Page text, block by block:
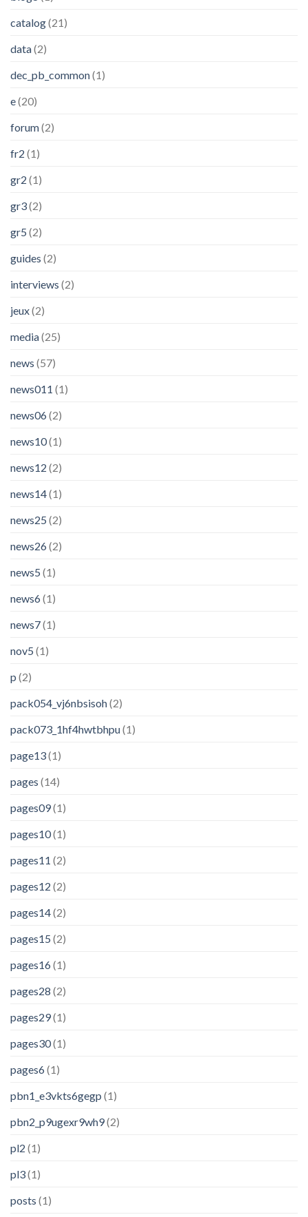
catalog(21)
data(2)
dec_pb_common(1)
e(20)
forum(2)
fr2 (1)
gr2 (1)
gr3(2)
gr5 (2)
guides (2)
interviews (2)
jeux(2)
media(25)
news (57)
news011 (1)
news06(2)
news10(1)
news12 (2)
news14(1)
news25 (2)
news26(2)
news5 (1)
news6(1)
news7(1)
nov5 (1)
p (2)
pack054_vj6nbsisoh(2)
pack073_1hf4hwtbhpu(1)
page13(1)
pages (14)
pages09(1)
pages10(1)
pages11 (2)
pages12 (2)
pages14(2)
pages15 (2)
pages16(1)
pages28 (2)
pages29(1)
pages30(1)
pages6(1)
pbn1_e3vkts6gegp (1)
pbn2_p9ugexr9wh9(2)
pl2 (1)
pl3(1)
posts (1)